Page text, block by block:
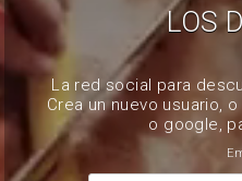
LOS
La red social para
Crea un nuevo usuario,
o google,